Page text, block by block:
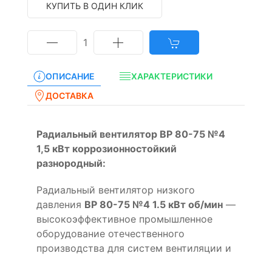
КУПИТЬ В ОДИН КЛИК
1
ОПИСАНИЕ
ХАРАКТЕРИСТИКИ
ДОСТАВКА
Радиальный вентилятор ВР 80-75 №4
1,5 кВт коррозионностойкий
разнородный:
Радиальный вентилятор низкого
давления ВР 80-75 №4 1.5 кВт об/мин —
высокоэффективное промышленное
оборудование отечественного
производства для систем вентиляции и